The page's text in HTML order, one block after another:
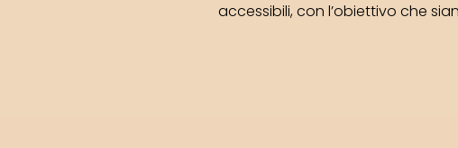
accessibili, con l’obiettivo che